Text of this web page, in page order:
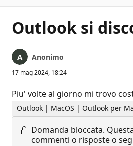
Outlook si
Anonimo
17 mag 2024, 18:24
Piu' volte al giorno mi trovo
Outlook | MacOS | Outlook per
Domanda bloccata.
commenti o risposte o